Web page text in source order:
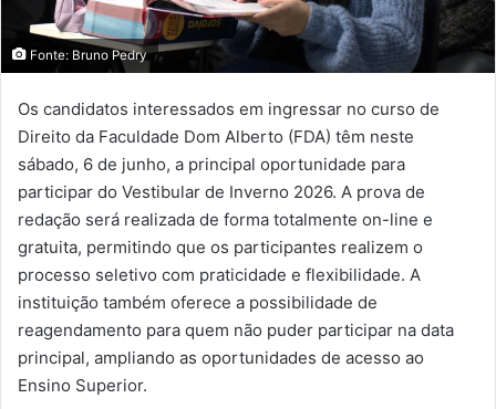
Fonte: Bruno Pedry
Os candidatos interessados em ingressar no curso de
Direito da Faculdade Dom Alberto (FDA) têm neste
sábado, 6 de junho, a principal oportunidade para
participar do Vestibular de Inverno 2026. A prova de
redação será realizada de forma totalmente on-line e
gratuita, permitindo que os participantes realizem o
processo seletivo com praticidade e flexibilidade. A
instituição também oferece a possibilidade de
reagendamento para quem não puder participar na data
principal, ampliando as oportunidades de acesso ao
Ensino Superior.